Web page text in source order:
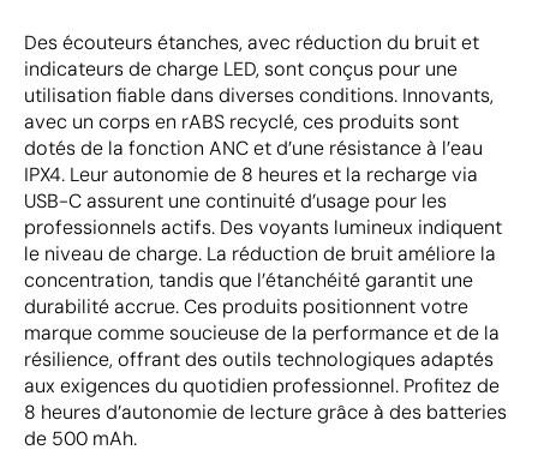
Des écouteurs étanches, avec réduction du bruit et
indicateurs de charge LED, sont conçus pour une
utilisation fiable dans diverses conditions. Innovants,
avec un corps en rABS recyclé, ces produits sont
dotés de la fonction ANC et d’une résistance à l’eau
IPX4. Leur autonomie de 8 heures et la recharge via
USB-C assurent une continuité d’usage pour les
professionnels actifs. Des voyants lumineux indiquent
le niveau de charge. La réduction de bruit améliore la
concentration, tandis que l’étanchéité garantit une
durabilité accrue. Ces produits positionnent votre
marque comme soucieuse de la performance et de la
résilience, offrant des outils technologiques adaptés
aux exigences du quotidien professionnel. Profitez de
8 heures d’autonomie de lecture grâce à des batteries
de 500 mAh.